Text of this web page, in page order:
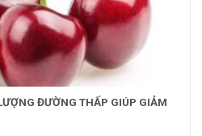
ĐƯỜNG THẤP GIÚP GIẢM